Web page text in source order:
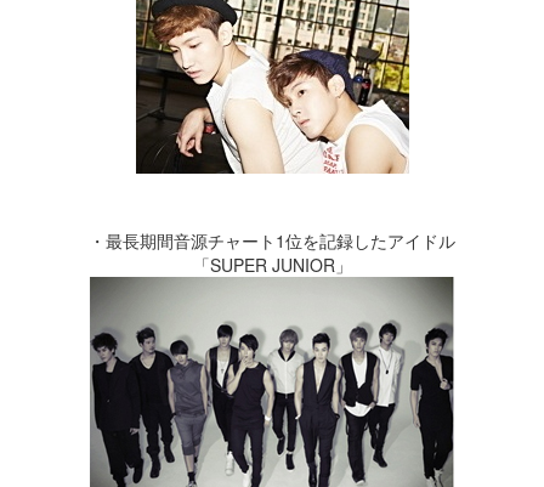
・最長期間音源チャート1位を記録したアイドル
「SUPER JUNIOR」